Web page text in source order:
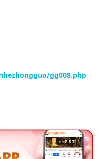
gg008.php